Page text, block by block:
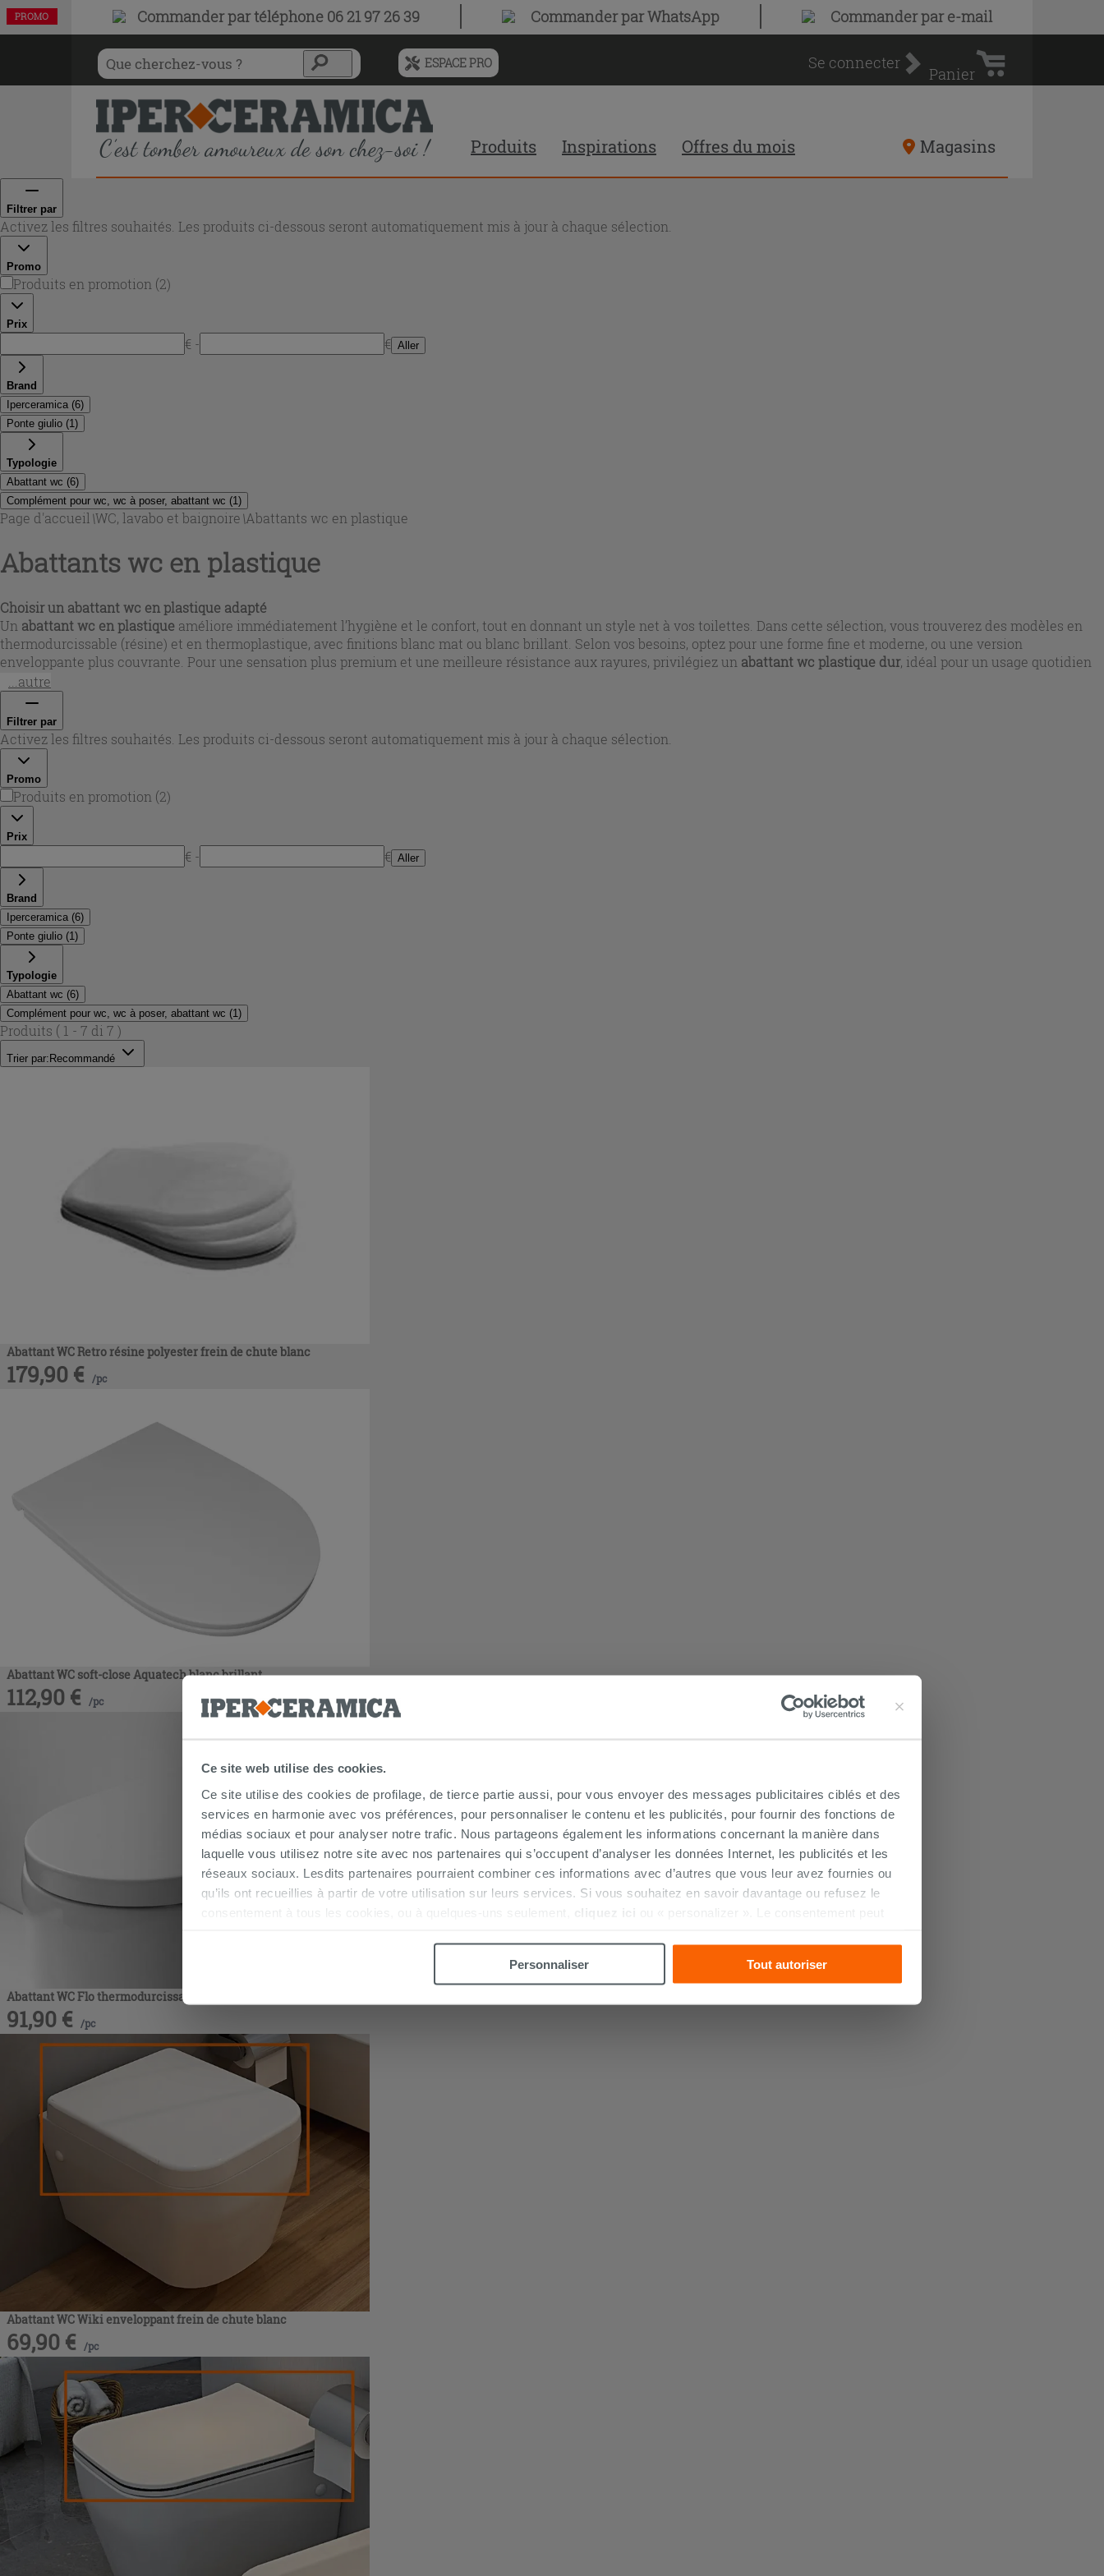
Ce site web utilise des cookies.
Ce site utilise des cookies de profilage, de tierce partie aussi, pour vous envoyer des messages publicitaires ciblés et des
services en harmonie avec vos préférences, pour personnaliser le contenu et les publicités, pour fournir des fonctions de
médias sociaux et pour analyser notre trafic. Nous partageons également les informations concernant la manière dans
laquelle vous utilisez notre site avec nos partenaires qui s’occupent d’analyser les données Internet, les publicités et les
réseaux sociaux. Lesdits partenaires pourraient combiner ces informations avec d’autres que vous leur avez fournies ou
qu’ils ont recueillies à partir de votre utilisation sur leurs services. Si vous souhaitez en savoir davantage ou refusez le
consentement à tous les cookies, ou à quelques-uns seulement,
cliquez ici ou « personalizer ». Le consentement peut
Personnaliser
Tout autoriser
Commander par téléphone 06 21 97 26 39 Commander par WhatsApp Commander par e-mail
Menu
l'historique
des
recherches
du
recommandé
du
ESPACE PRO Se connecter
d'achat
Panier
Produits Inspirations Offres du mois Magasins
Filtrer par
Activez les filtres souhaités. Les produits ci-dessous seront automatiquement mis à jour à chaque sélection.
Promo
Produits en promotion (2)
Prix
€ - € Aller
Brand
Iperceramica (6)
Ponte giulio (1)
Typologie
Abattant wc (6)
Complément pour wc, wc à poser, abattant wc (1)
Page d'accueil \WC, lavabo et baignoire\Abattants wc en plastique
Abattants wc en plastique
Choisir un abattant wc en plastique adapté
Un abattant wc en plastique améliore immédiatement l’hygiène et le confort, tout en donnant un style net à vos toilettes. Dans cette sélection, vous trouverez des modèles en
thermodurcissable (résine) et en thermoplastique, avec finitions blanc mat ou blanc brillant. Selon vos besoins, optez pour une forme fine et moderne, ou une version
enveloppante plus couvrante. Pour une sensation plus premium et une meilleure résistance aux rayures, privilégiez un abattant wc plastique dur, idéal pour un usage quotidien
intensif et une tenue dans le temps.
...autre
Filtrer par
Activez les filtres souhaités. Les produits ci-dessous seront automatiquement mis à jour à chaque sélection.
Promo
Produits en promotion (2)
Prix
€ - € Aller
Brand
Iperceramica (6)
Ponte giulio (1 )
Typologie
Abattant wc (6)
Complément pour wc, wc à poser, abattant wc (1 )
Produits ( 1 - 7 di 7 )
Trier par: Recommandé
Abattant WC Retro résine polyester frein de chute blanc
179,90 € /pc
Abattant WC soft-close Aquatech blanc brillant
112,90 € /pc
Abattant WC Flo thermodurcissant enveloppant blanc brillant
91,90 € /pc
Abattant WC Wiki enveloppant frein de chute blanc
69,90 € /pc
PROMO
PROMO